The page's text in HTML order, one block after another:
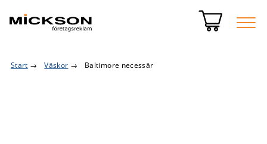
Start → Väskor → Baltimore necessär